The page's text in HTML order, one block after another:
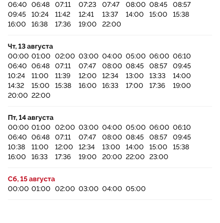
06:40
06:48 07:11 07:23 07:47 08:00 08:45
08:57
09:45
10:24 11:42 12:41 13:37 14:00 15:00
15:38
16:00
16:38 17:36 19:00 22:00
Чт, 13 августа
00:00 01:00 02:00 03:00 04:00 05:00 06:00 06:10
06:40
06:48 07:11 07:47 08:00 08:45 08:57
09:45
10:24
11:00 11:39 12:00 12:34 13:00 13:33
14:00
14:32
15:00 15:38 16:00 16:33 17:00 17:36
19:00
20:00 22:00
Пт, 14 августа
00:00 01:00 02:00 03:00 04:00 05:00 06:00 06:10
06:40
06:48 07:11 07:47 08:00 08:45 08:57
09:45
10:38
11:00 12:00 12:34 13:00 14:00 15:00
15:38
16:00
16:33 17:36 19:00 20:00 22:00 23:00
Сб, 15 августа
00:00 01:00 02:00 03:00 04:00 05:00